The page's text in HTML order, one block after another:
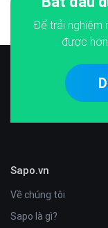
Để trải nghiệm
được hơn
Sapo.vn
Về chúng tôi
Sapo là gì?